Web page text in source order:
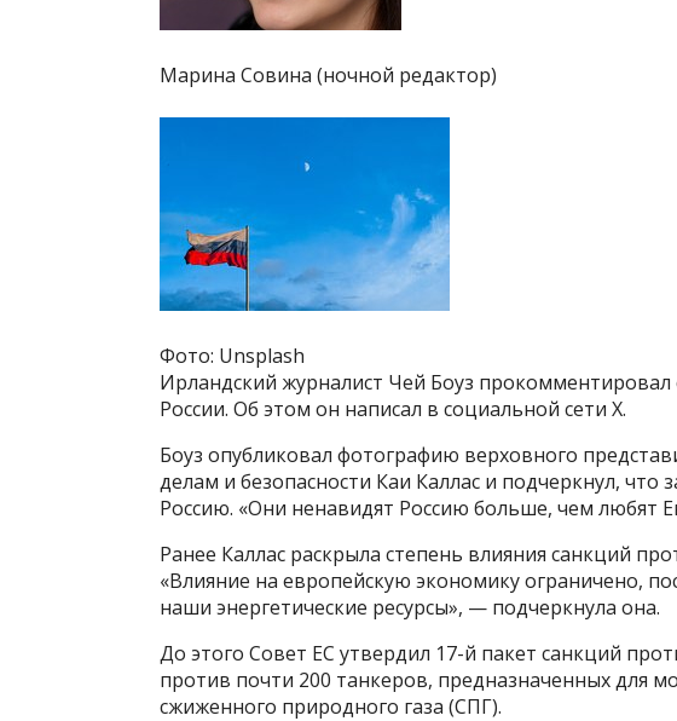
Марина Совина (ночной редактор)
Фото: Unsplash
Ирландский журналист Чей Боуз
России. Об этом он написал в социальной сети X.
Боуз опубликовал фотографию верховного
делам и безопасности Каи Каллас и подчеркнул, что
Россию. «Они ненавидят Россию больше, чем любят
Ранее Каллас раскрыла степень влияния санкций
«Влияние на европейскую экономику ограничено,
наши энергетические ресурсы», — подчеркнула она.
До этого Совет ЕС утвердил 17-й пакет санкций
против почти 200 танкеров, предназначенных для
сжиженного природного газа (СПГ).